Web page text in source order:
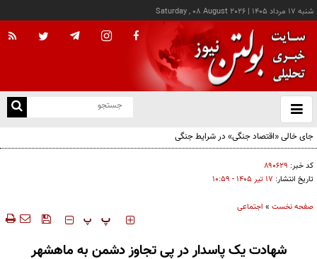
شنبه ۱۷ مرداد ۱۴۰۵ |
Saturday , 08 August 2026
باز
و
جای خالی «اقتصاد جنگی» در شرایط جنگی
کد خبر: ۸۹۰۶۲۹
تاریخ انتشار: ۱۷ تير ۱۴۰۵ - ۱۰:۵۹
صفحه نخست » اجتماعی
‍‍‍ پ پ
شهادت یک پاسدار در پی تجاوز دشمن به ماهشهر